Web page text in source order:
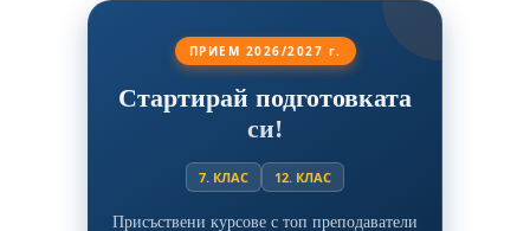
ПРИЕМ 2026/2027 г.
Стартирай подготовката
си!
7. КЛАС 12. КЛАС
Присъствени курсове с топ преподаватели